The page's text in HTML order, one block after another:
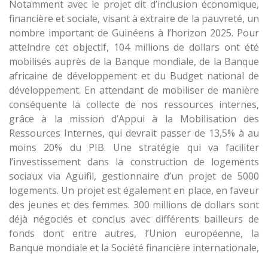
Notamment avec le projet dit d’inclusion économique,
financière et sociale, visant à extraire de la pauvreté, un
nombre important de Guinéens à l’horizon 2025. Pour
atteindre cet objectif, 104 millions de dollars ont été
mobilisés auprès de la Banque mondiale, de la Banque
africaine de développement et du Budget national de
développement. En attendant de mobiliser de manière
conséquente la collecte de nos ressources internes,
grâce à la mission d’Appui à la Mobilisation des
Ressources Internes, qui devrait passer de 13,5% à au
moins 20% du PIB. Une stratégie qui va faciliter
l’investissement dans la construction de logements
sociaux via Aguifil, gestionnaire d’un projet de 5000
logements. Un projet est également en place, en faveur
des jeunes et des femmes. 300 millions de dollars sont
déjà négociés et conclus avec différents bailleurs de
fonds dont entre autres, l’Union européenne, la
Banque mondiale et la Société financière internationale,